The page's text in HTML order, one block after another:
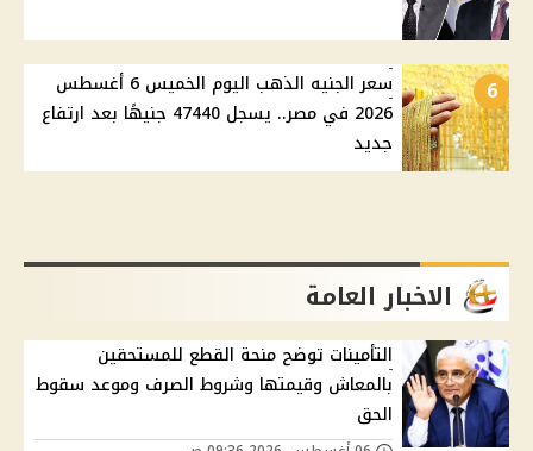
6
سعر الجنيه الذهب اليوم الخميس 6 أغسطس
2026 في مصر.. يسجل 47440 جنيهًا بعد ارتفاع
جديد
الاخبار العامة
التأمينات توضح منحة القطع للمستحقين
بالمعاش وقيمتها وشروط الصرف وموعد سقوط
الحق